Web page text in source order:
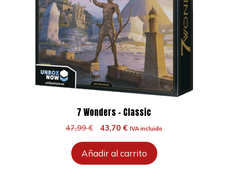
7 Wonders – Classic
47,99€
El
original
era:
43,70 €El
actual
es:
IVA incluido
Añadir al carrito